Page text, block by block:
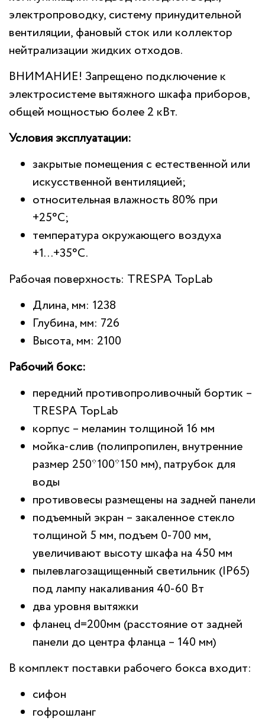
электропроводку, систему принудительной
вентиляции, фановый сток или коллектор
нейтрализации жидких отходов.
ВНИМАНИЕ! Запрещено подключение к
электросистеме вытяжного шкафа приборов,
общей мощностью более 2 кВт.
Условия эксплуатации:
закрытые помещения с естественной или
искусственной вентиляцией;
относительная влажность 80% при
+25°С;
температура окружающего воздуха
+1...+35°С.
Рабочая поверхность: TRESPA TopLab
Длина, мм: 1238
Глубина, мм: 726
Высота, мм: 2100
Рабочий бокс:
передний противопроливочный бортик –
TRESPA TopLab
корпус – меламин толщиной 16 мм
мойка-слив (полипропилен, внутренние
размер 250*100*150 мм), патрубок для
воды
противовесы размещены на задней панели
подъемный экран – закаленное стекло
толщиной 5 мм, подъем 0-700 мм,
увеличивают высоту шкафа на 450 мм
пылевлагозащищенный светильник (IP65)
под лампу накаливания 40-60 Вт
два уровня вытяжки
фланец d=200мм (расстояние от задней
панели до центра фланца – 140 мм)
В комплект поставки рабочего бокса входит:
сифон
гофрошланг